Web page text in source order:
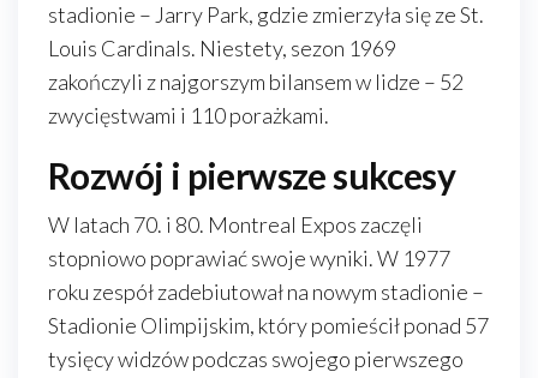
stadionie – Jarry Park, gdzie zmierzyła się ze St.
Louis Cardinals. Niestety, sezon 1969
zakończyli z najgorszym bilansem w lidze – 52
zwycięstwami i 110 porażkami.
Rozwój i pierwsze sukcesy
W latach 70. i 80. Montreal Expos zaczęli
stopniowo poprawiać swoje wyniki. W 1977
roku zespół zadebiutował na nowym stadionie –
Stadionie Olimpijskim, który pomieścił ponad 57
tysięcy widzów podczas swojego pierwszego